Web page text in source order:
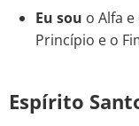
Eu sou o Alfa
Princípio e o
Espírito